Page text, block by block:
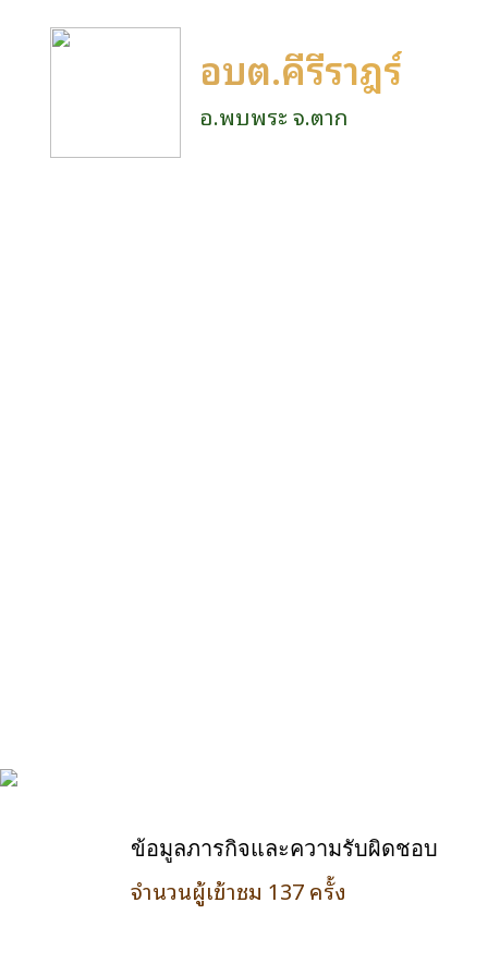
อบต.คีรีราษฎร์
อ.พบพระ จ.ตาก
ข้อมูลภารกิจและความรับผิดชอบ
จำนวนผู้เข้าชม 137 ครั้ง